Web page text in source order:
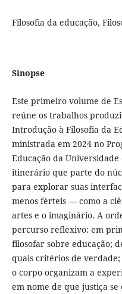
Filosofia da educação,
Sinopse
Este primeiro volume de
reúne os trabalhos
Introdução à Filosofia da
ministrada em 2024 no
Educação da
itinerário que parte do
para explorar suas
menos férteis — como a
artes e o imaginário. A
percurso reflexivo: em
filosofar sobre educação;
quais critérios de verdade;
o corpo organizam a
em nome de que justiça